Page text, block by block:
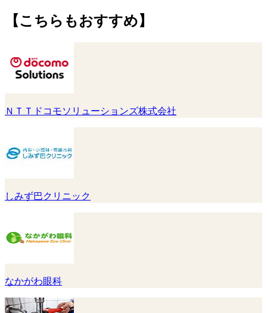
【こちらもおすすめ】
ＮＴＴドコモソリューションズ株式会社
しみず巴クリニック
なかがわ眼科